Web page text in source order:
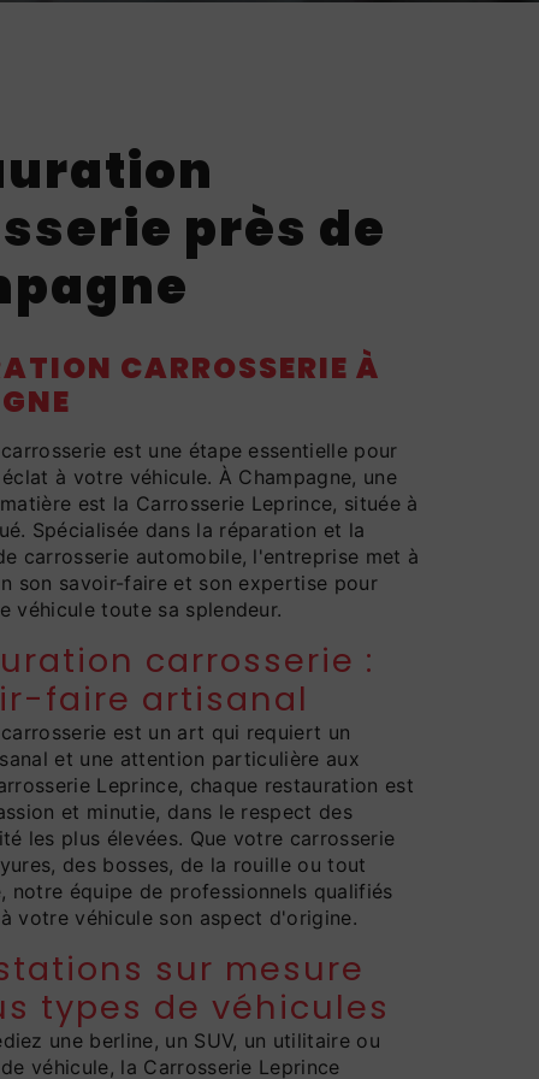
près de
CARROSSERIE À
est une étape essentielle pour
à votre véhicule. À Champagne, une
est la Carrosserie Leprince, située à
Spécialisée dans la réparation et la
carrosserie automobile, l'entreprise met à
son savoir-faire et son expertise pour
véhicule toute sa splendeur.
carrosserie :
faire artisanal
est un art qui requiert un
et une attention particulière aux
Leprince, chaque restauration est
et minutie, dans le respect des
les plus élevées. Que votre carrosserie
des bosses, de la rouille ou tout
notre équipe de professionnels qualifiés
votre véhicule son aspect d'origine.
sur mesure
types de véhicules
une berline, un SUV, un utilitaire ou
véhicule, la Carrosserie Leprince